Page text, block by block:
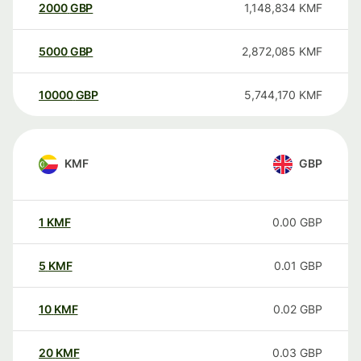
2000GBP 1,148,834 KMF
5000GBP 2,872,085 KMF
10000 GBP 5,744,170 KMF
KMF GBP
1 KMF 0.00 GBP
5 KMF 0.01 GBP
10 KMF 0.02 GBP
20 KMF 0.03 GBP